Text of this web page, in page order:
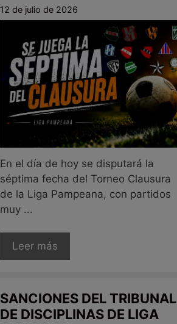
12 de julio de 2026
En el día de hoy se disputará la
séptima fecha del Torneo Clausura
de la Liga Pampeana, con partidos
muy ...
Leer más
SANCIONES DEL TRIBUNAL
DE DISCIPLINAS DE LIGA